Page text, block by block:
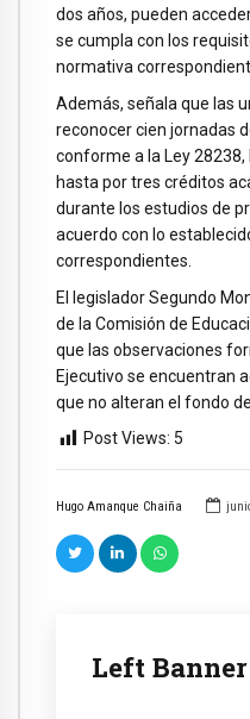
Hugo Amanque Chaiña
Left Banner
dos años, pueden
se cumpla con los
normativa
Además, señala que las
reconocer cien jornadas
conforme a la Ley 28238,
hasta por tres créditos
durante los estudios de
acuerdo con lo
correspondientes.
El legislador Segundo
de la Comisión de
que las observaciones
Ejecutivo se encuentran
que no alteran el fondo
Post Views: 5